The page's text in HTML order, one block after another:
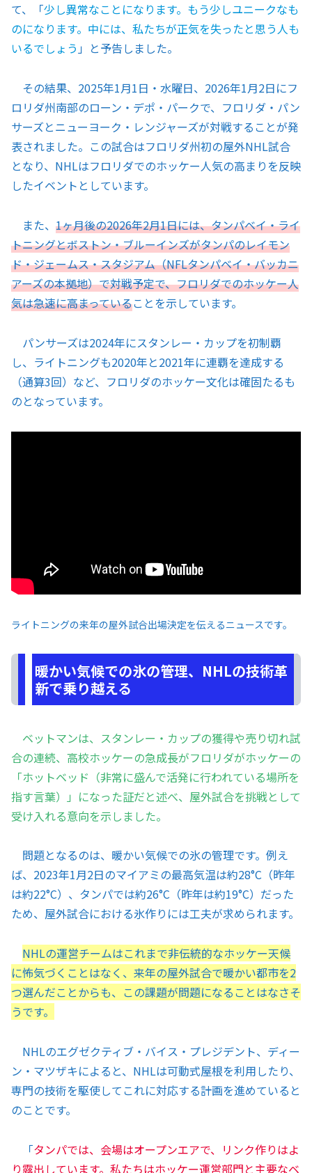
て、「少し異常なことになります。もう少しユニークなも
のになります。中には、私たちが正気を失ったと思う人も
いるでしょう」と予告しました。
その結果、2025年1月1日・水曜日、2026年1月2日にフ
ロリダ州南部のローン・デポ・パークで、フロリダ・パン
サーズとニューヨーク・レンジャーズが対戦することが発
表されました。この試合はフロリダ州初の屋外NHL試合
となり、NHLはフロリダでのホッケー人気の高まりを反映
したイベントとしています。
また、 1ヶ月後の2026年2月1日には、タンパベイ・ライ
トニングとボストン・ブルーインズがタンパのレイモン
ド・ジェームス・スタジアム（NFLタンパベイ・バッカニ
アーズの本拠地）で対戦予定で、フロリダでのホッケー人
気は急速に高まっていることを示しています。
パンサーズは2024年にスタンレー・カップを初制覇
し、ライトニングも2020年と2021年に連覇を達成する
（通算3回）など、フロリダのホッケー文化は確固たるも
のとなっています。
ライトニングの来年の屋外試合出場決定を伝えるニュースです。
暖かい気候での氷の管理、NHLの技術革
新で乗り越える
ベットマンは、スタンレー・カップの獲得や売り切れ試
合の連続、高校ホッケーの急成長がフロリダがホッケーの
「ホットベッド（非常に盛んで活発に行われている場所を
指す言葉）」になった証だと述べ、屋外試合を挑戦として
受け入れる意向を示しました。
問題となるのは、暖かい気候での氷の管理です。例え
ば、2023年1月2日のマイアミの最高気温は約28°C（昨年
は約22°C）、タンパでは約26°C（昨年は約19°C）だった
ため、屋外試合における氷作りには工夫が求められます。
NHLの運営チームはこれまで非伝統的なホッケー天候
に怖気づくことはなく、来年の屋外試合で暖かい都市を2
つ選んだことからも、この課題が問題になることはなさそ
うです。
NHLのエグゼクティブ・バイス・プレジデント、ディー
ン・マツザキによると、NHLは可動式屋根を利用したり、
専門の技術を駆使してこれに対応する計画を進めていると
のことです。
「タンパでは、会場はオープンエアで、リンク作りはよ
り露出しています。私たちはホッケー運営部門と主要なベ